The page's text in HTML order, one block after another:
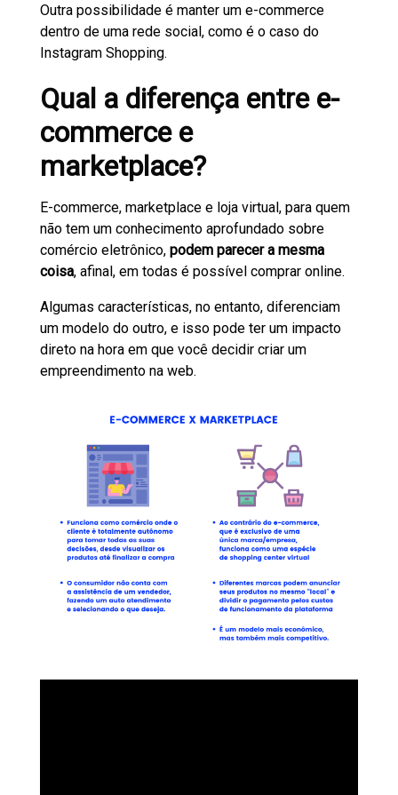
Outra possibilidade é manter um e-commerce
dentro de uma rede social, como é o caso do
Instagram Shopping.
Qual a diferença entre e-
commerce e
marketplace?
E-commerce, marketplace e loja virtual, para quem
não tem um conhecimento aprofundado sobre
comércio eletrônico, podem parecer a mesma
coisa, afinal, em todas é possível comprar online.
Algumas características, no entanto, diferenciam
um modelo do outro, e isso pode ter um impacto
direto na hora em que você decidir criar um
empreendimento na web.